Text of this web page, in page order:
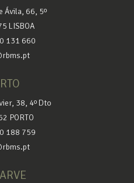
Ávila, 66, 5º
LISBOA
131 660
38, 4º Dto
PORTO
188 759